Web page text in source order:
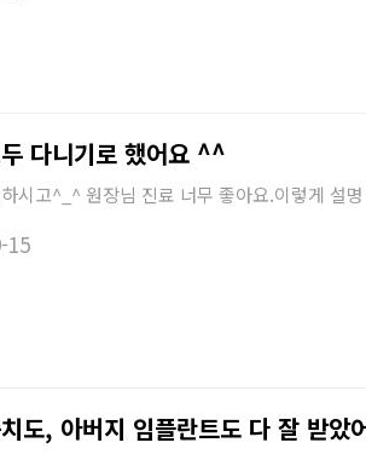
다니기로 했어요 ^^
시고^_^ 원장님 진료 너무 좋아요.이렇게 설
15
도, 아버지 임플란트도 다 잘 받았